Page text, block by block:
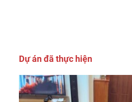
Dự án đã thực hiện